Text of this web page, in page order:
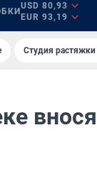
USD 80,93
EUR 93,19
Студия